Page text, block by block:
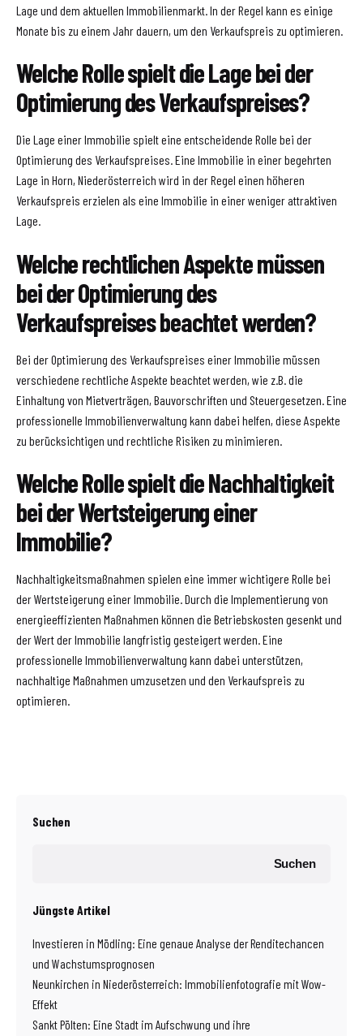
Lage und dem aktuellen Immobilienmarkt. In der Regel kann es einige
Monate bis zu einem Jahr dauern, um den Verkaufspreis zu optimieren.
Welche Rolle spielt die Lage bei der
Optimierung des Verkaufspreises?
Die Lage einer Immobilie spielt eine entscheidende Rolle bei der
Optimierung des Verkaufspreises. Eine Immobilie in einer begehrten
Lage in Horn, Niederösterreich wird in der Regel einen höheren
Verkaufspreis erzielen als eine Immobilie in einer weniger attraktiven
Lage.
Welche rechtlichen Aspekte müssen
bei der Optimierung des
Verkaufspreises beachtet werden?
Bei der Optimierung des Verkaufspreises einer Immobilie müssen
verschiedene rechtliche Aspekte beachtet werden, wie z.B. die
Einhaltung von Mietverträgen, Bauvorschriften und Steuergesetzen. Eine
professionelle Immobilienverwaltung kann dabei helfen, diese Aspekte
zu berücksichtigen und rechtliche Risiken zu minimieren.
Welche Rolle spielt die Nachhaltigkeit
bei der Wertsteigerung einer
Immobilie?
Nachhaltigkeitsmaßnahmen spielen eine immer wichtigere Rolle bei
der Wertsteigerung einer Immobilie. Durch die Implementierung von
energieeffizienten Maßnahmen können die Betriebskosten gesenkt und
der Wert der Immobilie langfristig gesteigert werden. Eine
professionelle Immobilienverwaltung kann dabei unterstützen,
nachhaltige Maßnahmen umzusetzen und den Verkaufspreis zu
optimieren.
Suchen
Suchen
Jüngste Artikel
Investieren in Mödling: Eine genaue Analyse der Renditechancen
und Wachstumsprognosen
Neunkirchen in Niederösterreich: Immobilienfotografie mit Wow-
Effekt
Sankt Pölten: Eine Stadt im Aufschwung und ihre